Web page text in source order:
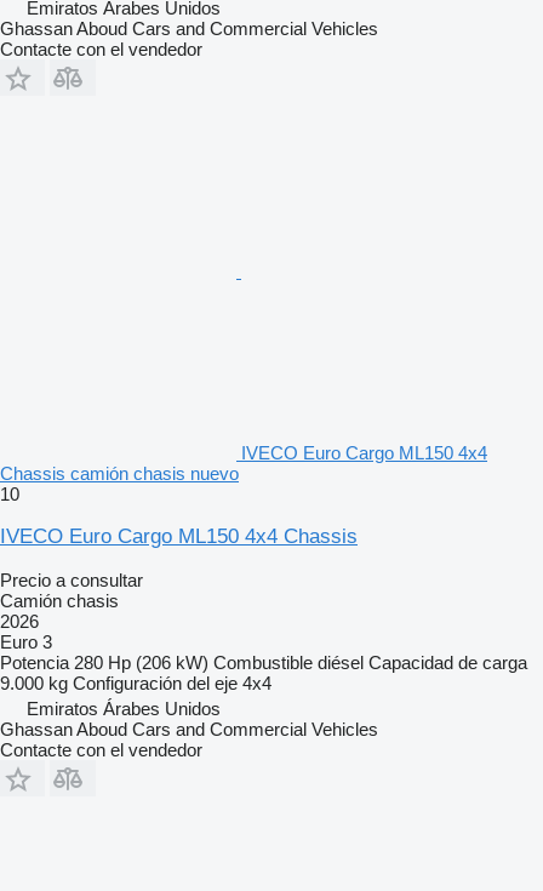
Emiratos Árabes Unidos
Ghassan Aboud Cars and Commercial Vehicles
Contacte con el vendedor
IVECO Euro Cargo ML150 4x4
Chassis camión chasis nuevo
10
IVECO Euro Cargo ML150 4x4 Chassis
Precio a consultar
Camión chasis
2026
Euro 3
Potencia 280 Hp (206 kW) Combustible diésel Capacidad de carga
9.000 kg Configuración del eje 4x4
Emiratos Árabes Unidos
Ghassan Aboud Cars and Commercial Vehicles
Contacte con el vendedor